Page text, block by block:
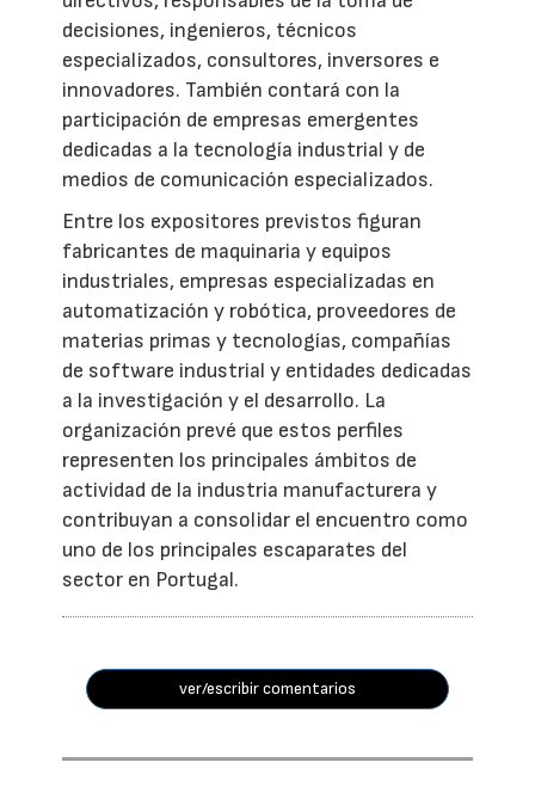
decisiones, ingenieros, técnicos
especializados, consultores, inversores e
innovadores. También contará con la
participación de empresas emergentes
dedicadas a la tecnología industrial y de
medios de comunicación especializados.
Entre los expositores previstos figuran
fabricantes de maquinaria y equipos
industriales, empresas especializadas en
automatización y robótica, proveedores de
materias primas y tecnologías, compañías
de software industrial y entidades dedicadas
a la investigación y el desarrollo. La
organización prevé que estos perfiles
representen los principales ámbitos de
actividad de la industria manufacturera y
contribuyan a consolidar el encuentro como
uno de los principales escaparates del
sector en Portugal.
ver/escribir comentarios